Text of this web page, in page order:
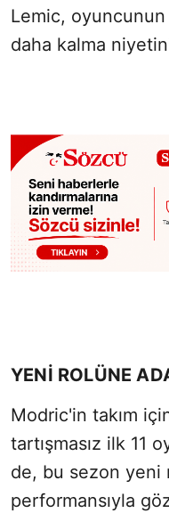
Lemic, oyuncunun
daha kalma
YENİ ROLÜNE
Modric'in takım
tartışmasız ilk 11
de, bu sezon yeni
performansıyla